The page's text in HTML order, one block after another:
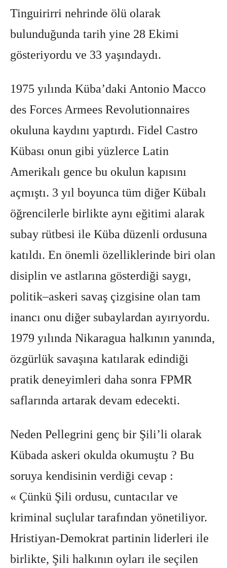
Tinguirirri nehrinde ölü olarak
bulunduğunda tarih yine 28 Ekimi
gösteriyordu ve 33 yaşındaydı.
1975 yılında Küba’daki Antonio Macco
des Forces Armees Revolutionnaires
okuluna kaydını yaptırdı. Fidel Castro
Kübası onun gibi yüzlerce Latin
Amerikalı gence bu okulun kapısını
açmıştı. 3 yıl boyunca tüm diğer Kübalı
öğrencilerle birlikte aynı eğitimi alarak
subay rütbesi ile Küba düzenli ordusuna
katıldı. En önemli özelliklerinde biri olan
disiplin ve astlarına gösterdiği saygı,
politik–askeri savaş çizgisine olan tam
inancı onu diğer subaylardan ayırıyordu.
1979 yılında Nikaragua halkının yanında,
özgürlük savaşına katılarak edindiği
pratik deneyimleri daha sonra FPMR
saflarında artarak devam edecekti.
Neden Pellegrini genç bir Şili’li olarak
Kübada askeri okulda okumuştu ? Bu
soruya kendisinin verdiği cevap :
« Çünkü Şili ordusu, cuntacılar ve
kriminal suçlular tarafından yönetiliyor.
Hristiyan-Demokrat partinin liderleri ile
birlikte, Şili halkının oyları ile seçilen